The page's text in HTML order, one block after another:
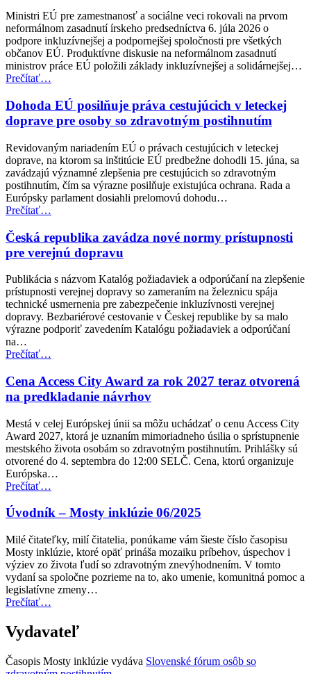
Ministri EÚ pre zamestnanosť a sociálne veci rokovali na prvom
neformálnom zasadnutí írskeho predsedníctva 6. júla 2026 o
podpore inkluzívnejšej a podpornejšej spoločnosti pre všetkých
občanov EÚ. Produktívne diskusie na neformálnom zasadnutí
ministrov práce EÚ položili základy inkluzívnejšej a solidárnejšej…
Prečítať“Neformálne
ministrov
pre
zamestnanosť
sociálne
veci
(EPSCO)”
…
Dohoda EÚ posilňuje práva cestujúcich v leteckej
doprave pre osoby so zdravotným postihnutím
Revidovaným nariadením EÚ o právach cestujúcich v leteckej
doprave, na ktorom sa inštitúcie EÚ predbežne dohodli 15. júna, sa
zavádzajú významné zlepšenia pre cestujúcich so zdravotným
postihnutím, čím sa výrazne posilňuje existujúca ochrana. Rada a
Európsky parlament dosiahli prelomovú dohodu…
Prečítať“Dohoda
posilňuje
práva
cestujúcich
leteckej
doprave
pre
osoby
so
zdravotným
postihnutím”
…
Česká republika zavádza nové normy prístupnosti
pre verejnú dopravu
Publikácia s názvom Katalóg požiadaviek a odporúčaní na zlepšenie
prístupnosti verejnej dopravy so zameraním na železnicu spája
technické usmernenia pre zabezpečenie inkluzívnosti verejnej
dopravy. Bezbariérové cestovanie v Českej republike by sa malo
výrazne podporiť zavedením Katalógu požiadaviek a odporúčaní
na…
Prečítať“Česká
zavádza
nové
normy
pre
verejnú
dopravu”
…
Cena Access City Award za rok 2027 teraz otvorená
na predkladanie návrhov
Mestá v celej Európskej únii sa môžu uchádzať o cenu Access City
Award 2027, ktorá je uznaním mimoriadneho úsilia o sprístupnenie
mestského života osobám so zdravotným postihnutím. Prihlášky sú
otvorené do 4. septembra do 12:00 SELČ. Cena, ktorú organizuje
Európska…
Prečítať“Cena
City
za
rok
2027
teraz
otvorená
na
predkladanie
návrhov”
…
Úvodník – Mosty inklúzie 06/2025
Milé čitateľky, milí čitatelia, ponúkame vám šieste číslo časopisu
Mosty inklúzie, ktoré opäť prináša mozaiku príbehov, úspechov i
výziev zo života ľudí so zdravotným znevýhodnením. V tomto
vydaní sa spoločne pozrieme na to, ako umenie, komunitná pomoc a
legislatívne zmeny…
Prečítať“Úvodník
Mosty
inklúzie
…
Vydavateľ
Časopis Mosty inklúzie vydáva Slovenské fórum osôb so